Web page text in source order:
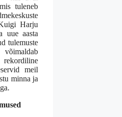
tuleneb
Harju
uue aasta
tulemuste
rekordiline
meil
minna ja